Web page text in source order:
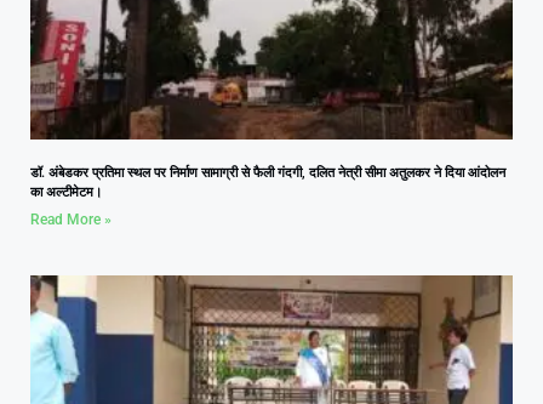
डॉ. अंबेडकर प्रतिमा स्थल पर निर्माण सामाग्री से फैली गंदगी, दलित नेत्री सीमा अतुलकर ने दिया आंदोलन
का अल्टीमेटम।
Read More »